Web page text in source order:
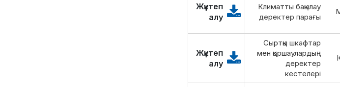
Климатты бақылау
деректер парағы
Жүктеп
алу
Сыртқы шкафтар
мен қоршаулардың
деректер
кестелері
Жүктеп
алу